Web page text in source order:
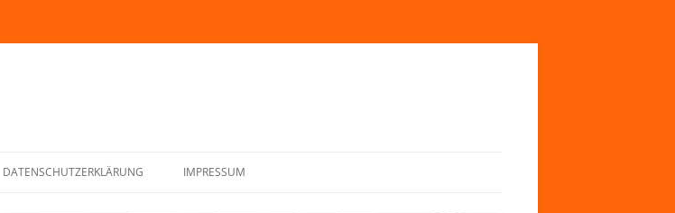
DATENSCHUTZERKLÄRUNG IMPRESSUM